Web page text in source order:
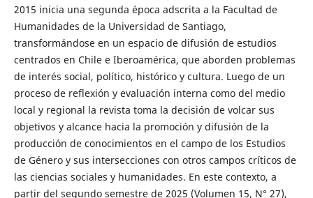
2015 inicia una segunda época adscrita a la Facultad de
Humanidades de la Universidad de Santiago,
transformándose en un espacio de difusión de estudios
centrados en Chile e Iberoamérica, que aborden problemas
de interés social, político, histórico y cultura. Luego de un
proceso de reflexión y evaluación interna como del medio
local y regional la revista toma la decisión de volcar sus
objetivos y alcance hacia la promoción y difusión de la
producción de conocimientos en el campo de los Estudios
de Género y sus intersecciones con otros campos críticos de
las ciencias sociales y humanidades. En este contexto, a
partir del segundo semestre de 2025 (Volumen 15, N° 27),